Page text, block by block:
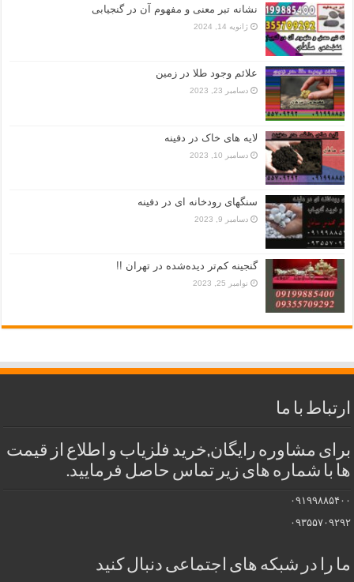
نشانه تبر معنی و مفهوم آن در گنجیابی
ژانویه 14, 2024
علائم وجود طلا در زمین
دسامبر 23, 2023
لایه های خاک در دفینه
دسامبر 10, 2023
سنگهای رودخانه ای در دفینه
دسامبر 9, 2023
گنجینه کم‌تر دیده‌شده در تهران !!
نوامبر 25, 2023
ارتباط با ما
برای مشاوره رایگان,خرید فلزیاب و اطلاع از قیمت
ها با شماره های زیر تماس حاصل فرمایید.
۰۹۱۹۹۸۸۵۴۰۰
۰۹۳۵۵۷۰۹۲۹۲
ما را در شبکه های اجتماعی دنبال کنید